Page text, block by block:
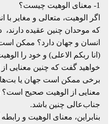
1- معنای الوهیت چیست؟
اگر الوهیت، متعالی و مغایر
که موحدان چنین عقیده
انسان و جهان دارد؟ ممکن
(انا ربکم الاعلی) و خود را
خواهید گفت که چنین معنایی
برخی ممکن است جهان یا بت‌ها
معنایی از الوهیت صحیح
جناب‌عالی چنین باشد.
بنابراین، معنای الوهیت و